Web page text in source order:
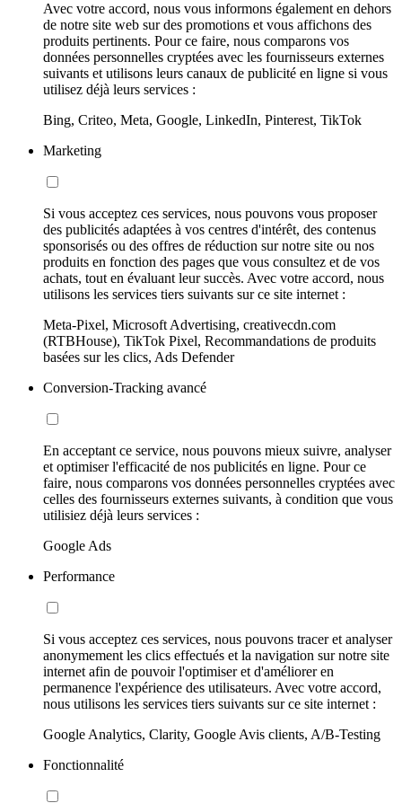
Avec votre accord, nous vous informons également en dehors
de notre site web sur des promotions et vous affichons des
produits pertinents. Pour ce faire, nous comparons vos
données personnelles cryptées avec les fournisseurs externes
suivants et utilisons leurs canaux de publicité en ligne si vous
utilisez déjà leurs services :
Bing, Criteo, Meta, Google, LinkedIn, Pinterest, TikTok
Marketing
Si vous acceptez ces services, nous pouvons vous proposer
des publicités adaptées à vos centres d'intérêt, des contenus
sponsorisés ou des offres de réduction sur notre site ou nos
produits en fonction des pages que vous consultez et de vos
achats, tout en évaluant leur succès. Avec votre accord, nous
utilisons les services tiers suivants sur ce site internet :
Meta-Pixel, Microsoft Advertising, creativecdn.com
(RTBHouse), TikTok Pixel, Recommandations de produits
basées sur les clics, Ads Defender
Conversion-Tracking avancé
En acceptant ce service, nous pouvons mieux suivre, analyser
et optimiser l'efficacité de nos publicités en ligne. Pour ce
faire, nous comparons vos données personnelles cryptées avec
celles des fournisseurs externes suivants, à condition que vous
utilisiez déjà leurs services :
Google Ads
Performance
Si vous acceptez ces services, nous pouvons tracer et analyser
anonymement les clics effectués et la navigation sur notre site
internet afin de pouvoir l'optimiser et d'améliorer en
permanence l'expérience des utilisateurs. Avec votre accord,
nous utilisons les services tiers suivants sur ce site internet :
Google Analytics, Clarity, Google Avis clients, A/B-Testing
Fonctionnalité